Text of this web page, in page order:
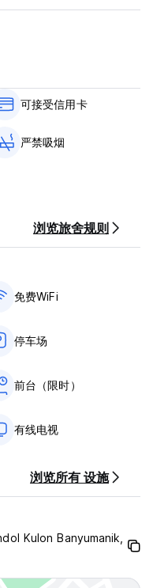
original language)
可接受信用卡
严禁吸烟
浏览旅舍规则
免费WiFi
停车场
前台（限时）
有线电视
浏览所有 设施
Kulon Banyumanik,